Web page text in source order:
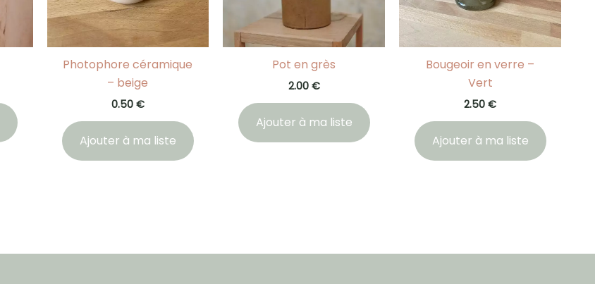
Photophore céramique
– beige
0.50 €
Ajouter à ma liste
Pot en grès
2.00 €
Ajouter à ma liste
Bougeoir en verre –
Vert
2.50€
Ajouter à ma liste